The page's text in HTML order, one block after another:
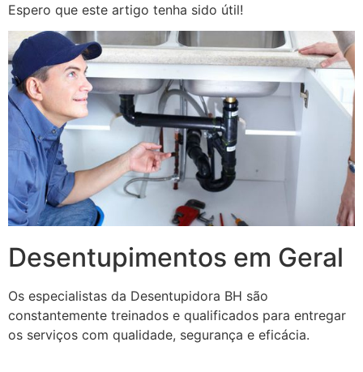
Espero que este artigo tenha sido útil!
Desentupimentos em Geral
Os especialistas da Desentupidora BH são
constantemente treinados e qualificados para entregar
os serviços com qualidade, segurança e eficácia.